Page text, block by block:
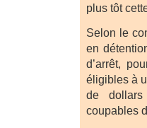
plus tôt
Selon le
en
d’arrêt,
éligibles à
de dollars
coupables